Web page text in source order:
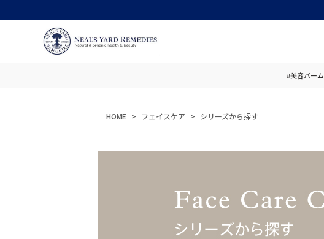
#美容バーム
HOME フェイスケア シリーズから探す